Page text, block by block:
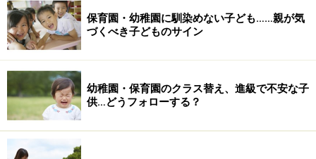
保育園・幼稚園に馴染めない子ども……親が気
づくべき子どものサイン
幼稚園・保育園のクラス替え、進級で不安な子
供…どうフォローする？